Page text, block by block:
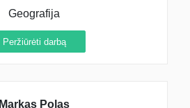
Geografija
Peržiūrėti darbą
Markas Polas